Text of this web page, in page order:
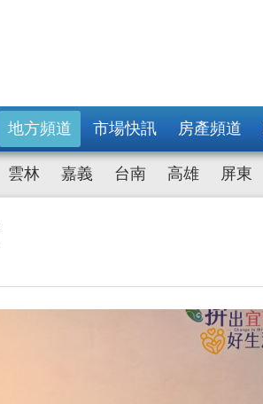
地方頻道 市場快訊 房產頻道
雲林 嘉義 台南 高雄 屏東